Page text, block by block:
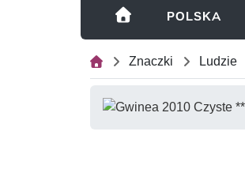
POLSKA
Znaczki Ludzie